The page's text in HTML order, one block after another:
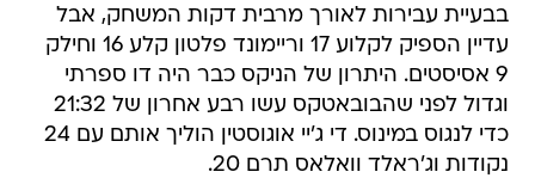
בבעיית עבירות לאורך מרבית דקות המשחק, אבל
עדיין הספיק לקלוע 17 וריימונד פלטון קלע 16 וחילק
9 אסיסטים. היתרון של הניקס כבר היה דו ספרתי
וגדול לפני שהבובאטקס עשו רבע אחרון של 21:32
כדי לנגוס במינוס. די ג'יי אוגוסטין הוליך אותם עם 24
נקודות וג'ראלד וואלאס תרם 20.